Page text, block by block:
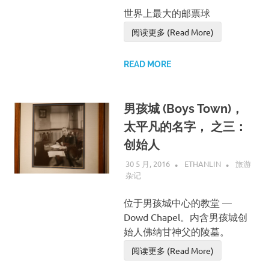
世界上最大的邮票球
阅读更多 (Read More)
READ MORE
男孩城 (Boys Town)，
太平凡的名字， 之三：
创始人
30 5 月, 2016 ETHANLIN
旅游
杂记
位于男孩城中心的教堂 —
Dowd Chapel。内含男孩城创
始人佛纳甘神父的陵墓。
阅读更多 (Read More)